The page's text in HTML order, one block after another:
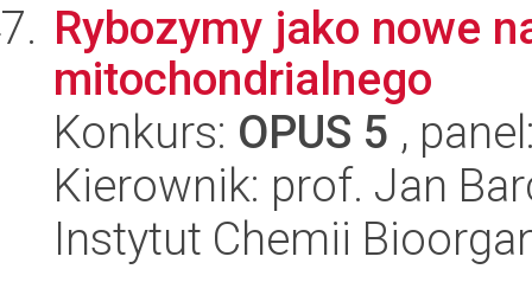
Rybozymy jako nowe
mitochondrialnego
Konkurs: OPUS 5 ,
Kierownik: prof. Jan
Instytut Chemii